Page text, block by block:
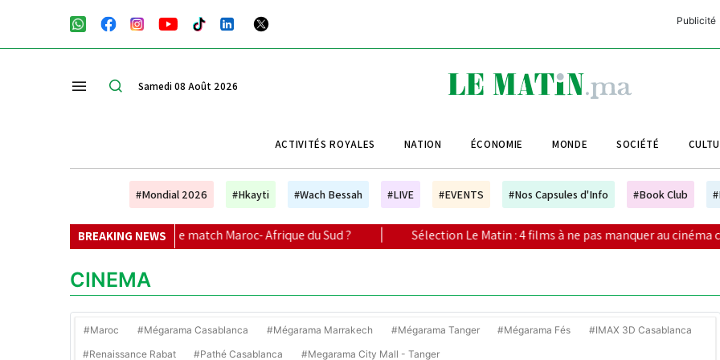
Publicité
Samedi 08 Août 2026
ACTIVITÉS ROYALES NATION ÉCONOMIE MONDE SOCIÉTÉ
#Mondial 2026 #Hkayti #Wach Bessah #LIVE #EVENTS #Nos Capsules d'Info #Book Club
BREAKING NEWS
chaînes suivre le match Maroc- Afrique du Sud ? | Sélection Le Matin : 4 films à ne pas manquer au cinéma ce week-end
CINEMA
#Maroc #Mégarama Casablanca #Mégarama Marrakech #Mégarama Tanger #Mégarama Fés #IMAX 3D Casablanca
#Renaissance Rabat #Pathé Casablanca #Megarama City Mall - Tanger